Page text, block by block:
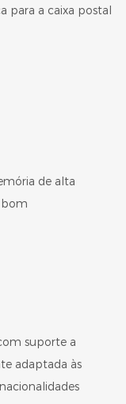
para a caixa postal
de alta
bom
suporte a
adaptada às